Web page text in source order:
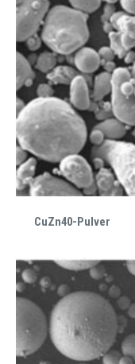
CuZn40-Pulver